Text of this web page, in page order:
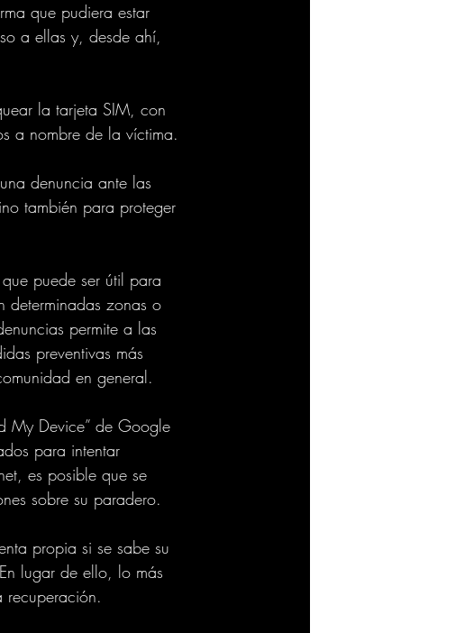
que pudiera estar
a ellas y, desde ahí,
la tarjeta SIM, con
a nombre de la víctima.
denuncia ante las
también para proteger
puede ser útil para
determinadas zonas o
permite a las
preventivas más
en general.
My Device” de Google
para intentar
es posible que se
sobre su paradero.
propia si se sabe su
lugar de ello, lo más